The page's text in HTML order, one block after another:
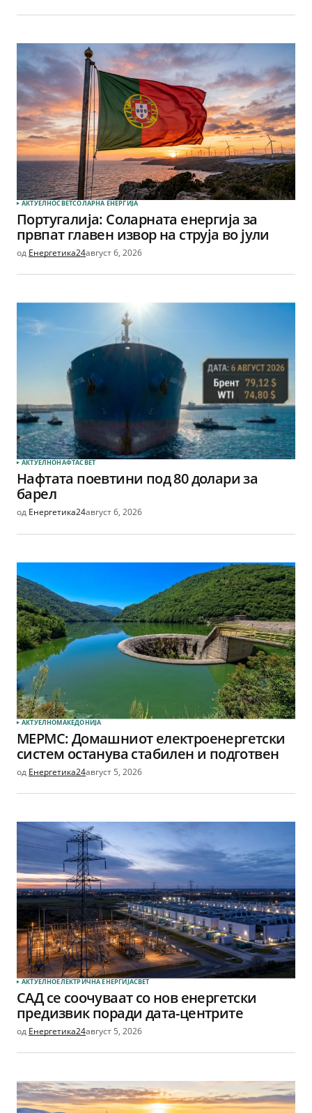
АКТУЕЛНОСВЕТСОЛАРНА EНЕРГИЈА
Португалија: Соларната енергија за
првпат главен извор на струја во јули
од Енергетика24август 6, 2026
АКТУЕЛНОНАФТАСВЕТ
Нафтата поевтини под 80 долари за
барел
од Енергетика24август 6, 2026
АКТУЕЛНОМАКЕДОНИЈА
МЕРМС: Домашниот електроенергетски
систем останува стабилен и подготвен
од Енергетика24август 5, 2026
АКТУЕЛНОЕЛЕКТРИЧНА ЕНЕРГИЈАСВЕТ
САД се соочуваат со нов енергетски
предизвик поради дата-центрите
од Енергетика24август 5, 2026